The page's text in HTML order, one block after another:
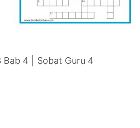
Bab 4 | Sobat Guru 4